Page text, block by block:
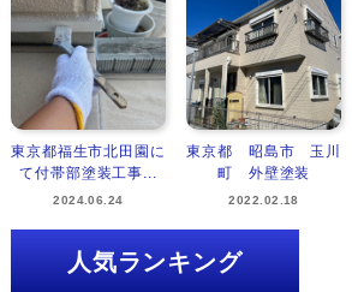
東京都福生市北田園に
て付帯部塗装工事...
2024.06.24
東京都 昭島市 玉川
町 外壁塗装
2022.02.18
人気ランキング